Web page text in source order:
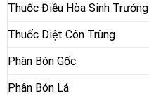
Thuốc Điều Hòa Sinh Trưởng
Thuốc Diệt Côn Trùng
Phân Bón Gốc
Phân Bón Lá